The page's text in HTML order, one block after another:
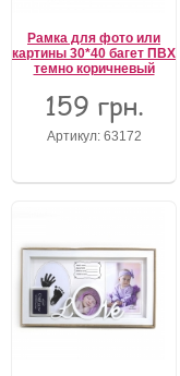
Рамка для фото или
картины 30*40 багет ПВХ
темно коричневый
159 грн.
Артикул: 63172